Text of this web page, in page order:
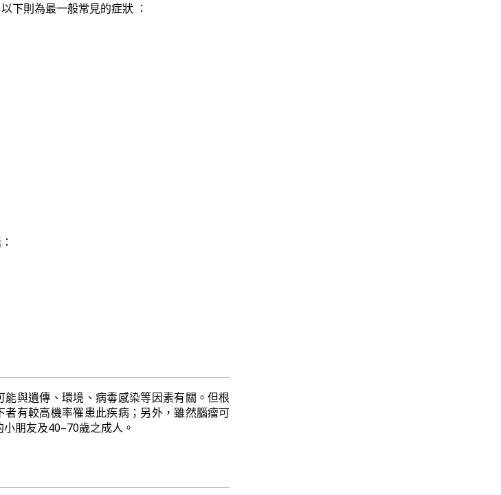
下則為最一般常見的症狀 ：
與遺傳、環境、病毒感染等因素有關。但根
有較高機率罹患此疾病；另外，雖然腦瘤可
朋友及40–70歲之成人。